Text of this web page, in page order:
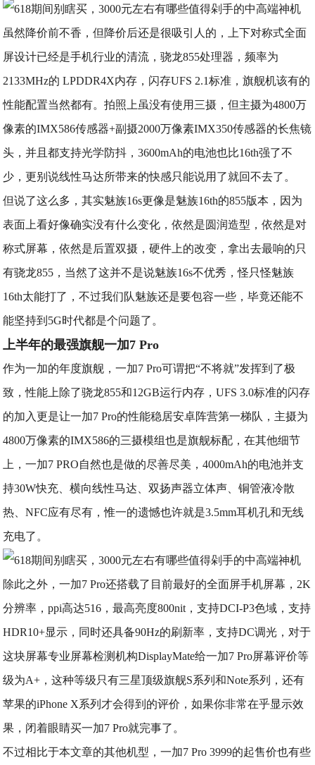
​虽然降价前不香，但降价后还是很吸引人的，上下对称式全面
屏设计已经是手机行业的清流，骁龙855处理器，频率为
2133MHz的 LPDDR4X内存，闪存UFS 2.1标准，旗舰机该有的
性能配置当然都有。拍照上虽没有使用三摄，但主摄为4800万
像素的IMX586传感器+副摄2000万像素IMX350传感器的长焦镜
头，并且都支持光学防抖，3600mAh的电池也比16th强了不
少，更别说线性马达所带来的快感只能说用了就回不去了。
但说了这么多，其实魅族16s更像是魅族16th的855版本，因为
表面上看好像确实没有什么变化，依然是圆润造型，依然是对
称式屏幕，依然是后置双摄，硬件上的改变，拿出去最响的只
有骁龙855，当然了这并不是说魅族16s不优秀，怪只怪魅族
16th太能打了，不过我们队魅族还是要包容一些，毕竟还能不
能坚持到5G时代都是个问题了。
上半年的最强旗舰一加7 Pro
作为一加的年度旗舰，一加7 Pro可谓把“不将就”发挥到了极
致，性能上除了骁龙855和12GB运行内存，UFS 3.0标准的闪存
的加入更是让一加7 Pro的性能稳居安卓阵营第一梯队，主摄为
4800万像素的IMX586的三摄模组也是旗舰标配，在其他细节
上，一加7 PRO自然也是做的尽善尽美，4000mAh的电池并支
持30W快充、横向线性马达、双扬声器立体声、铜管液冷散
热、NFC应有尽有，惟一的遗憾也许就是3.5mm耳机孔和无线
充电了。
​除此之外，一加7 Pro还搭载了目前最好的全面屏手机屏幕，2K
分辨率，ppi高达516，最高亮度800nit，支持DCI-P3色域，支持
HDR10+显示，同时还具备90Hz的刷新率，支持DC调光，对于
这块屏幕专业屏幕检测机构DisplayMate给一加7 Pro屏幕评价等
级为A+，这种等级只有三星顶级旗舰S系列和Note系列，还有
苹果的iPhone X系列才会得到的评价，如果你非常在乎显示效
果，闭着眼睛买一加7 Pro就完事了。
不过相比于本文章的其他机型，一加7 Pro 3999的起售价也有些